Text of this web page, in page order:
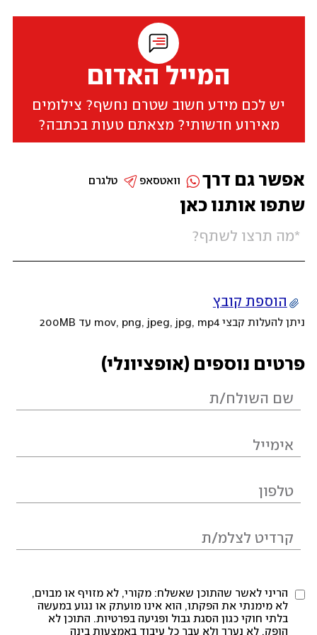
המייל האדום
יש לכם מידע חשוב שטרם נחשף? צילומים
מאירוע חדשותי? מצאתם טעות בכתבה?
שתפו אותנו כאן
הוספת קובץ
ניתן להעלות קבצי mov, png, jpeg, jpg, mp4 עד 200MB
פרטים נוספים (אופציונלי)
הריני לאשר שהתוכן שאשלח: מקורי, לא מזויף או מבוים,
לא מימנתי את הפקתו, הוא אינו מועתק או נגוע במעשה
בלתי חוקי כגון הסגת גבול ופגיעה בפרטיות. התוכן לא
הופק, לא נערך ולא עבר כל עיבוד באמצעות בינה
אפשר גם דרך טלגרם וואטסאפ